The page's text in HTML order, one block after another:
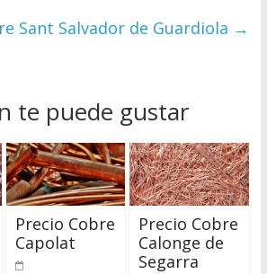
Sant Salvador de Guardiola →
te puede gustar
Precio Cobre
Capolat
Precio Cobre
Calonge de
Segarra